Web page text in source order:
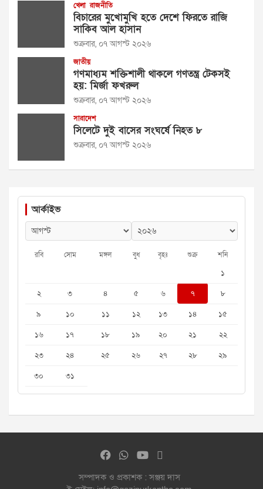
খেলা রাজনীতি
বিচারের মুখোমুখি হতে দেশে ফিরতে রাজি
সাকিব আল হাসান
শুক্রবার, ০৭ আগস্ট ২০২৬
জাতীয়
গণমাধ্যম শক্তিশালী থাকলে গণতন্ত্র টেকসই
হয়: মির্জা ফখরুল
শুক্রবার, ০৭ আগস্ট ২০২৬
সারাদেশ
সিলেটে দুই বাসের সংঘর্ষে নিহত ৮
শুক্রবার, ০৭ আগস্ট ২০২৬
আর্কাইভ
রবি সোম মঙ্গল বুধ বৃহঃ শুক্র শনি
১
২
৩ ৪ ৫ ৬ ৭
৮
৯
১০ ১১ ১২ ১৩ ১৪
১৫
১৬
১৭ ১৮ ১৯ ২০ ২১
২২
২৩
২৪ ২৫ ২৬ ২৭ ২৮
২৯
৩০
৩১
সম্পাদক ও প্রকাশক : সঞ্জয় দাস